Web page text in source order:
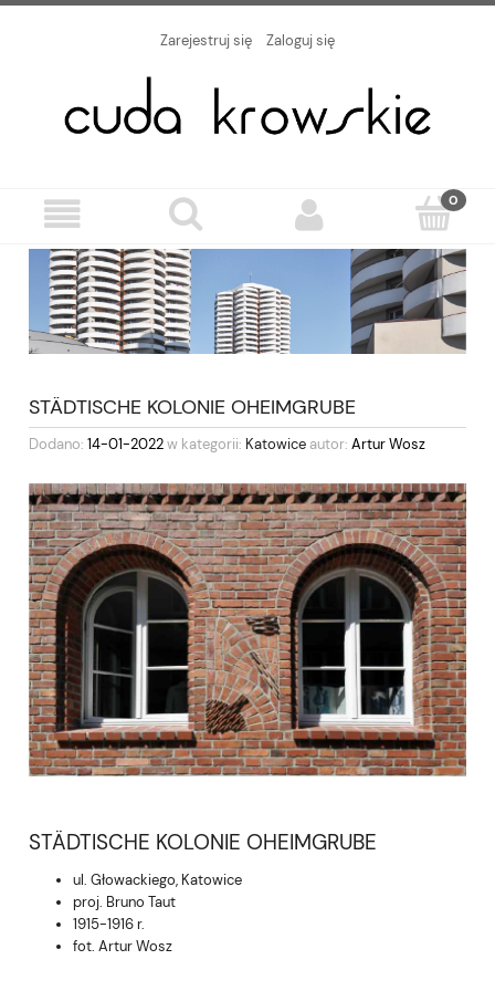
Zarejestruj się Zaloguj się
STÄDTISCHE KOLONIE OHEIMGRUBE
Dodano: 14-01-2022w kategorii: Katowice autor: Artur Wosz
STÄDTISCHE KOLONIE OHEIMGRUBE
ul. Głowackiego, Katowice
proj. Bruno Taut
1915-1916 r.
fot. Artur Wosz